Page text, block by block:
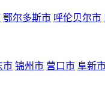
鄂尔多斯市 呼伦贝尔市
市 锦州市 营口市 阜新